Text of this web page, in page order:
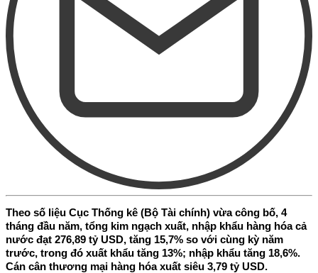
Theo số liệu Cục Thống kê (Bộ Tài chính) vừa công bố, 4
tháng đầu năm, tổng kim ngạch xuất, nhập khẩu hàng hóa cả
nước đạt 276,89 tỷ USD, tăng 15,7% so với cùng kỳ năm
trước, trong đó xuất khẩu tăng 13%; nhập khẩu tăng 18,6%.
Cán cân thương mại hàng hóa xuất siêu 3,79 tỷ USD.